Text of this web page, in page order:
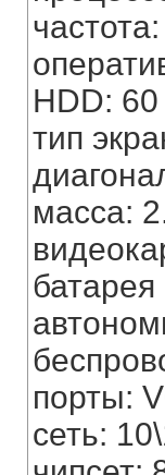
HDD:
тип
масса:
батарея
порты:
сеть: